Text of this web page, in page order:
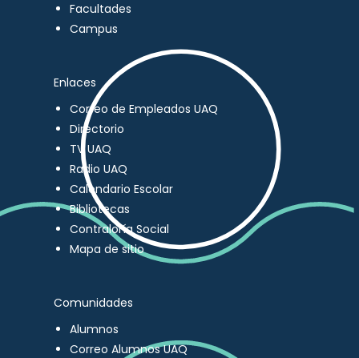
Facultades
Campus
Enlaces
Correo de Empleados UAQ
Directorio
TV UAQ
Radio UAQ
Calendario Escolar
Bibliotecas
Contraloría Social
Mapa de sitio
Comunidades
Alumnos
Correo Alumnos UAQ